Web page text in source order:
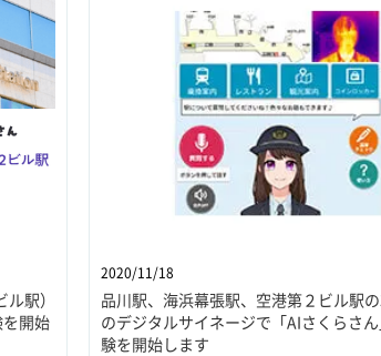
駅）
開始
2020/11/18
品川駅、海浜幕張駅、空港第２ビル駅
のデジタルサイネージで「AIさくらさ
験を開始します